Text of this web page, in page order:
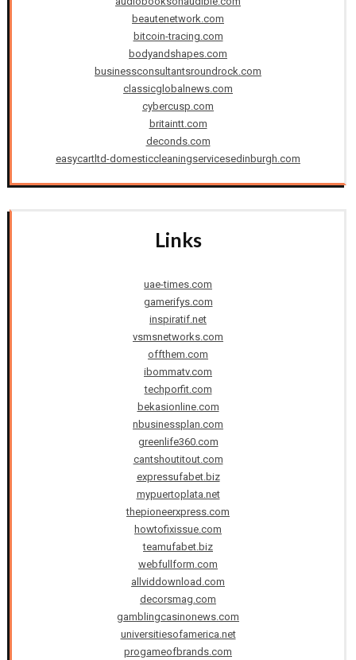
beautenetwork.com
bitcoin-tracing.com
bodyandshapes.com
businessconsultantsroundrock.com
classicglobalnews.com
cybercusp.com
britaintt.com
deconds.com
easycartltd-domesticcleaningservicesedinburgh.com
Links
uae-times.com
gamerifys.com
inspiratif.net
vsmsnetworks.com
offthem.com
ibommatv.com
techporfit.com
bekasionline.com
nbusinessplan.com
greenlife360.com
cantshoutitout.com
expressufabet.biz
mypuertoplata.net
thepioneerxpress.com
howtofixissue.com
teamufabet.biz
webfullform.com
allviddownload.com
decorsmag.com
gamblingcasinonews.com
universitiesofamerica.net
progameofbrands.com